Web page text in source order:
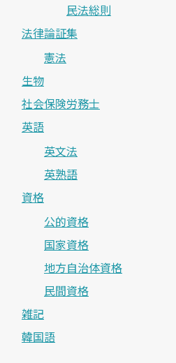
民法総則
法律論証集
憲法
生物
社会保険労務士
英語
英文法
英熟語
資格
公的資格
国家資格
地方自治体資格
民間資格
雑記
韓国語